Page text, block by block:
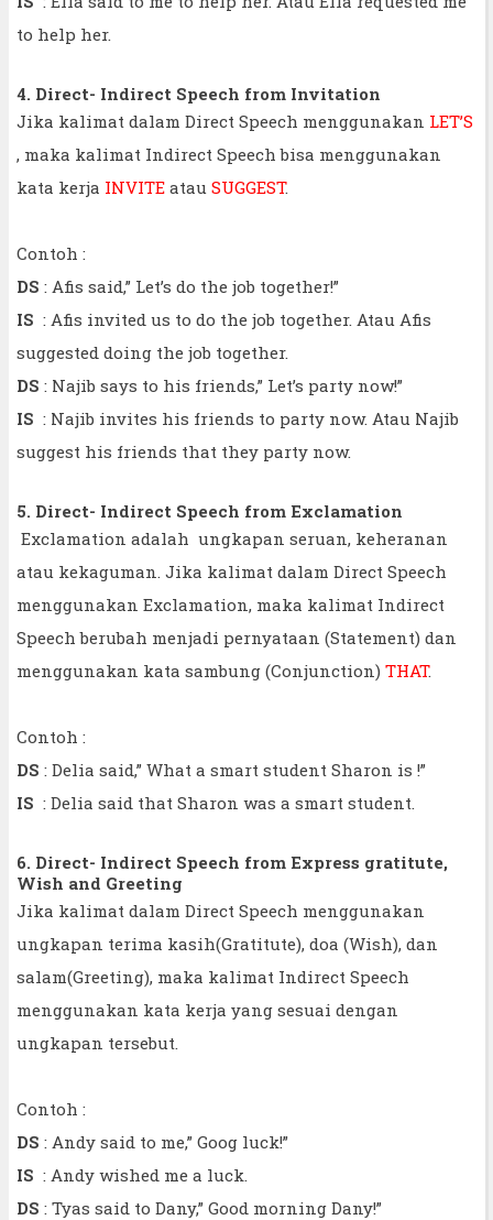
to help her.
4. Direct- Indirect Speech from Invitation
Jika kalimat dalam Direct Speech menggunakan LET’S
, maka kalimat Indirect Speech bisa menggunakan
kata kerja INVITE atau SUGGEST.
Contoh :
DS : Afis said,” Let’s do the job together!”
IS : Afis invited us to do the job together. Atau Afis
suggested doing the job together.
DS : Najib says to his friends,” Let’s party now!”
IS : Najib invites his friends to party now. Atau Najib
suggest his friends that they party now.
5. Direct- Indirect Speech from Exclamation
Exclamation adalah ungkapan seruan, keheranan
atau kekaguman. Jika kalimat dalam Direct Speech
menggunakan Exclamation, maka kalimat Indirect
Speech berubah menjadi pernyataan (Statement) dan
menggunakan kata sambung (Conjunction) THAT.
Contoh :
DS : Delia said,” What a smart student Sharon is !”
IS : Delia said that Sharon was a smart student.
6. Direct- Indirect Speech from Express gratitute,
Wish and Greeting
Jika kalimat dalam Direct Speech menggunakan
ungkapan terima kasih(Gratitute), doa (Wish), dan
salam(Greeting), maka kalimat Indirect Speech
menggunakan kata kerja yang sesuai dengan
ungkapan tersebut.
Contoh :
DS : Andy said to me,” Goog luck!”
IS : Andy wished me a luck.
DS : Tyas said to Dany,” Good morning Dany!”